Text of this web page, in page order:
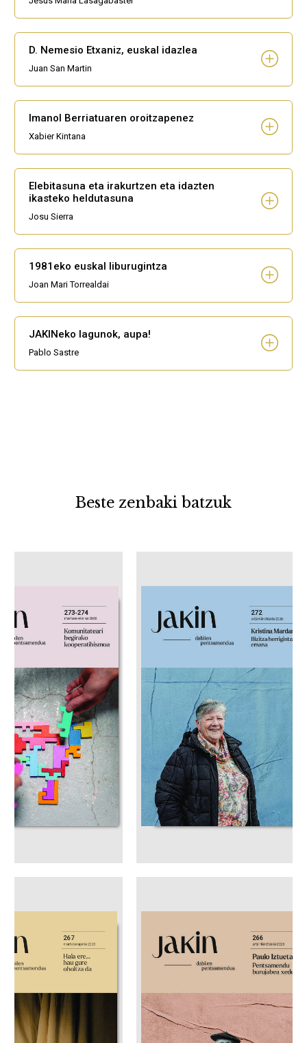
D. Nemesio Etxaniz, euskal idazlea
Juan San Martin
Imanol Berriatuaren oroitzapenez
Xabier Kintana
Elebitasuna eta irakurtzen eta idazten
ikasteko heldutasuna
Josu Sierra
1981eko euskal liburugintza
Joan Mari Torrealdai
JAKINeko lagunok, aupa!
Pablo Sastre
Beste zenbaki batzuk